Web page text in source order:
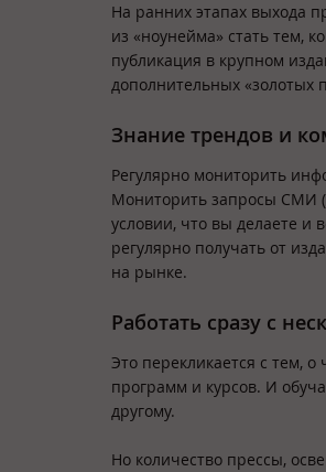
На ранних этапах выхода
из «ноунейма» стать тем,
публикация в крупном
дополнительных «золотых
Знание трендов и
Регулярно мониторить
Мониторить запросы СМИ
условии, что вы делаете и
регулярно получать от
на рынке.
Работать сразу с
Это перекликается с тем,
программ и курсов. И
другому.
Но количество прессы,